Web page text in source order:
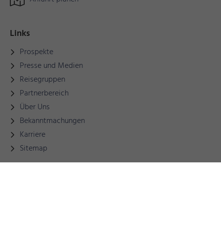
Links
Prospekte
Presse und Medien
Reisegruppen
Partnerbereich
Über Uns
Bekanntmachungen
Karriere
Sitemap